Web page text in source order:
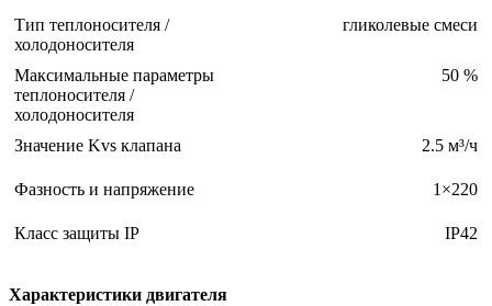
Тип теплоносителя /
холодоносителя
гликолевые смеси
Максимальные параметры
теплоносителя /
холодоносителя
50 %
Значение Kvs клапана 2.5 м³/ч
Фазность и напряжение 1×220
Класс защиты IP IP42
Характеристики двигателя